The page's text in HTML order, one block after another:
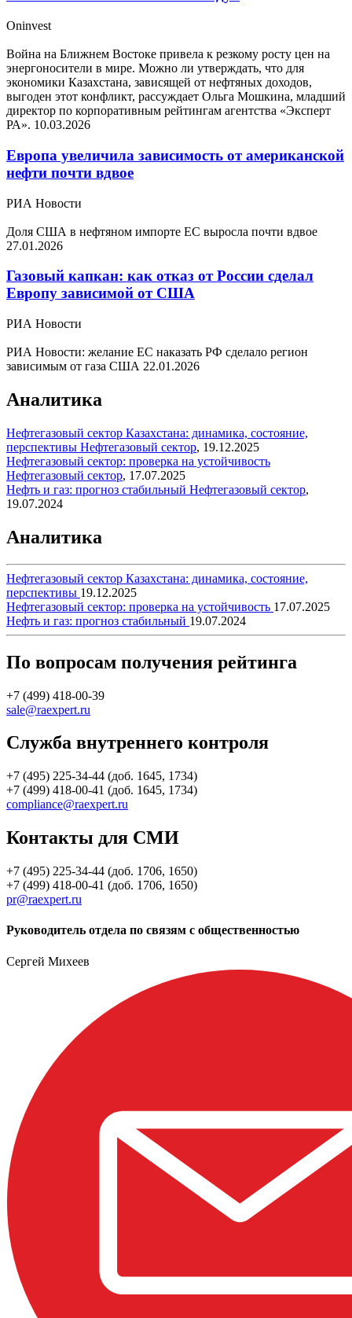
Oninvest
Война на Ближнем Востоке привела к резкому росту цен на
энергоносители в мире. Можно ли утверждать, что для
экономики Казахстана, зависящей от нефтяных доходов,
выгоден этот конфликт, рассуждает Ольга Мошкина, младший
директор по корпоративным рейтингам агентства «Эксперт
РА». 10.03.2026
Европа увеличила зависимость от американской
нефти почти вдвое
РИА Новости
Доля США в нефтяном импорте ЕС выросла почти вдвое
27.01.2026
Газовый капкан: как отказ от России сделал
Европу зависимой от США
РИА Новости
РИА Новости: желание ЕС наказать РФ сделало регион
зависимым от газа США 22.01.2026
Аналитика
Нефтегазовый сектор Казахстана: динамика, состояние,
перспективы Нефтегазовый сектор, 19.12.2025
Нефтегазовый сектор: проверка на устойчивость
Нефтегазовый сектор, 17.07.2025
Нефть и газ: прогноз стабильный Нефтегазовый сектор,
19.07.2024
Аналитика
Нефтегазовый сектор Казахстана: динамика, состояние,
перспективы 19.12.2025
Нефтегазовый сектор: проверка на устойчивость 17.07.2025
Нефть и газ: прогноз стабильный 19.07.2024
По вопросам получения рейтинга
+7 (499) 418-00-39
sale@raexpert.ru
Служба внутреннего контроля
+7 (495) 225-34-44 (доб. 1645, 1734)
+7 (499) 418-00-41 (доб. 1645, 1734)
compliance@raexpert.ru
Контакты для СМИ
+7 (495) 225-34-44 (доб. 1706, 1650)
+7 (499) 418-00-41 (доб. 1706, 1650)
pr@raexpert.ru
Руководитель отдела по связям с общественностью
Сергей Михеев